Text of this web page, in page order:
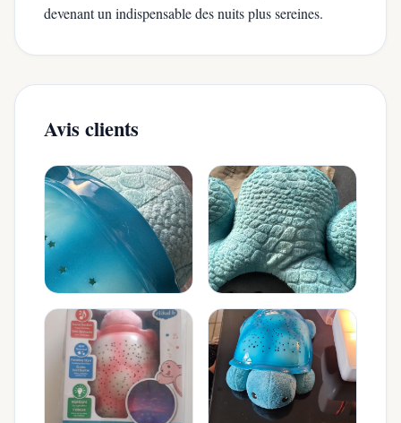
devenant un indispensable des nuits plus sereines.
Avis clients